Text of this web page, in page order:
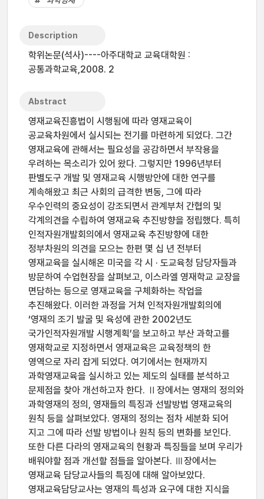
Description
학위논문(석사)----아주대학교 교육대학원 :
공통과학교육,2008. 2
Abstract
영재교육진흥법이 시행됨에 따라 영재교육이
공교육차원에서 실시되는 전기를 마련하게 되었다. 그간
영재교육에 관해서는 필요성을 공감하면서 부작용을
우려하는 목소리가 있어 왔다. 그렇지만 1996년부터
판별도구 개발 및 영재교육 시행방안에 대한 연구를
계속해왔고 최근 사회의 급격한 변동, 그에 따라
우수인력의 중요성이 강조되면서 관계부처 간협의 및
각계의견을 수립하여 영재교육 추진방향을 정립했다. 특히
인적자원개발회의에서 영재교육 추진방향에 대한
정부차원의 의견을 모으는 한편 몇 십 년 전부터
영재교육을 실시해온 미국을 각 시 · 도교육청 담당자들과
방문하여 수업현장을 살펴보고, 이스라엘 영재학교 교장을
면담하는 등으로 영재교육을 구체화하는 작업을
추진해왔다. 이러한 과정을 거쳐 인적자원개발회의에
‘영재의 조기 발굴 및 육성에 관한 2002년도
국가인적자원개발 시행계획’을 보고하고 부산 과학고를
영재학교로 지정하면서 영재교육은 교육정책의 한
영역으로 자리 잡게 되었다. 여기에서는 현재까지
과학영재교육을 실시하고 있는 제도의 실태를 분석하고
문제점을 찾아 개선하고자 한다. Ⅱ장에서는 영재의 정의와
과학영재의 정의, 영재들의 특징과 선발방법 영재교육의
원칙 등을 살펴보았다. 영재의 정의는 점차 세분화 되어
지고 그에 따라 선발 방법이나 원칙 등의 변화를 보인다.
또한 다른 다라의 영재교육의 현황과 특징들을 보며 우리가
배워야할 점과 개선할 점들을 알아본다. Ⅲ장에서는
영재교육 담당교사들의 특징에 대해 알아보았다.
영재교육담당교사는 영재의 특성과 요구에 대한 지식을